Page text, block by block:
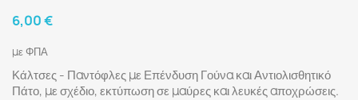
6,00 €
με ΦΠΑ
Κάλτσες - Παντόφλες με Επένδυση Γούνα και Αντιολισθητικό
Πάτο, με σχέδιο, εκτύπωση σε μαύρες και λευκές αποχρώσεις.